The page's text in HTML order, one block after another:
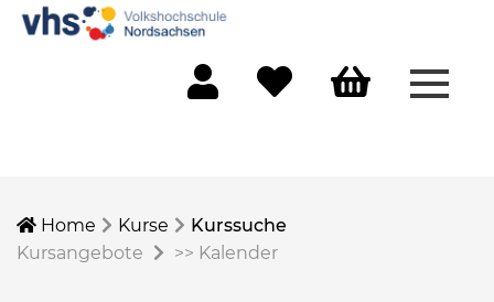
Home Kurse
Kurssuche
Kursangebote
>> Kalender